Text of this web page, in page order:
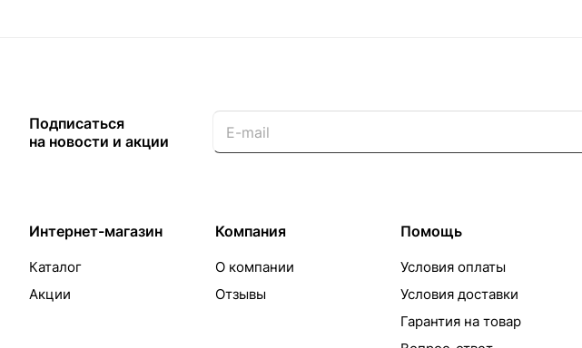
Подписаться
на новости и акции
Интернет-магазин
Каталог
Акции
Компания
О компании
Отзывы
Помощь
Условия оплаты
Условия доставки
Гарантия на товар